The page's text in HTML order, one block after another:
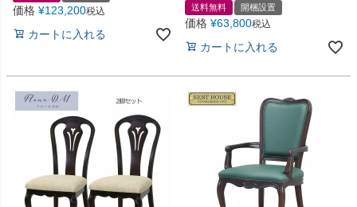
価格 ¥123,200税込
カートに入れる
送料無料 開梱設置
価格 ¥63,800税込
カートに入れる